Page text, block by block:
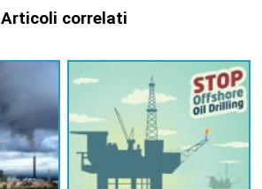
Articoli correlati